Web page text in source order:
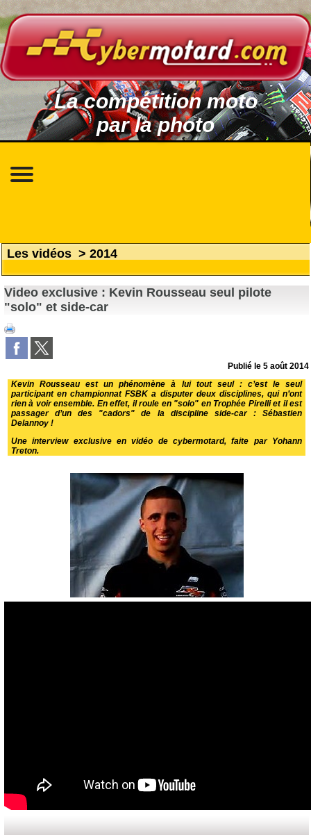
La compétition moto
par la photo
Les vidéos > 2014
Video exclusive : Kevin Rousseau seul pilote
"solo" et side-car
Publié le5 août 2014
Kevin Rousseau est un phénomène à lui tout seul : c’est le seul
participant en championnat FSBK a disputer deux disciplines, qui n’ont
rien à voir ensemble. En effet, il roule en "solo" en Trophée Pirelli et il est
passager d’un des "cadors" de la discipline side-car : Sébastien
Delannoy !
Une interview exclusive en vidéo de cybermotard, faite par Yohann
Treton.